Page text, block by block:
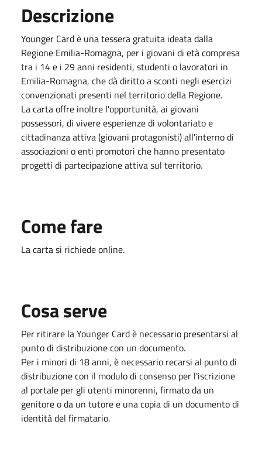
Descrizione
Younger Card è una tessera gratuita ideata dalla
Regione Emilia-Romagna, per i giovani di età compresa
tra i 14 e i 29 anni residenti, studenti o lavoratori in
Emilia-Romagna, che dà diritto a sconti negli esercizi
convenzionati presenti nel territorio della Regione.
La carta offre inoltre l'opportunità, ai giovani
possessori, di vivere esperienze di volontariato e
cittadinanza attiva (giovani protagonisti) all'interno di
associazioni o enti promotori che hanno presentato
progetti di partecipazione attiva sul territorio.
Come fare
La carta si richiede online.
Cosa serve
Per ritirare la Younger Card è necessario presentarsi al
punto di distribuzione con un documento.
Per i minori di 18 anni, è necessario recarsi al punto di
distribuzione con il modulo di consenso per l'iscrizione
al portale per gli utenti minorenni, firmato da un
genitore o da un tutore e una copia di un documento di
identità del firmatario.